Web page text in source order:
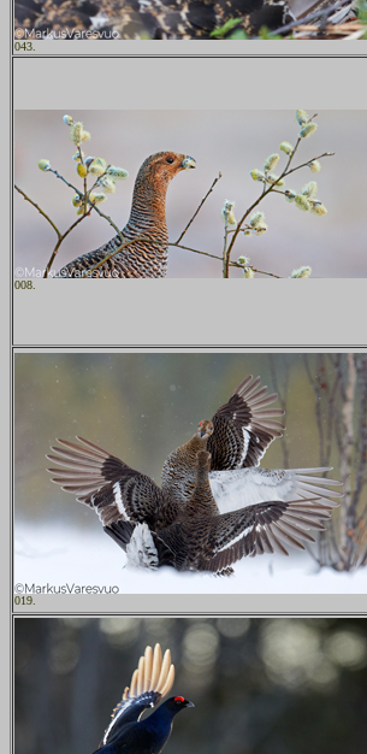
043.
008.
019.